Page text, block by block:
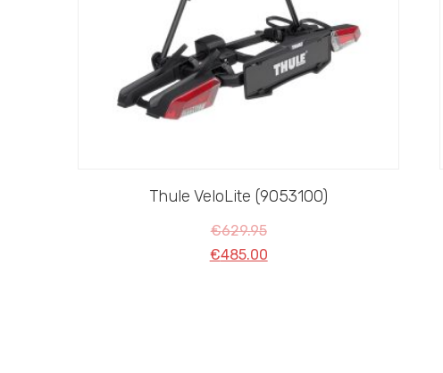
Thule VeloLite (9053100)
€629.95
€485.00